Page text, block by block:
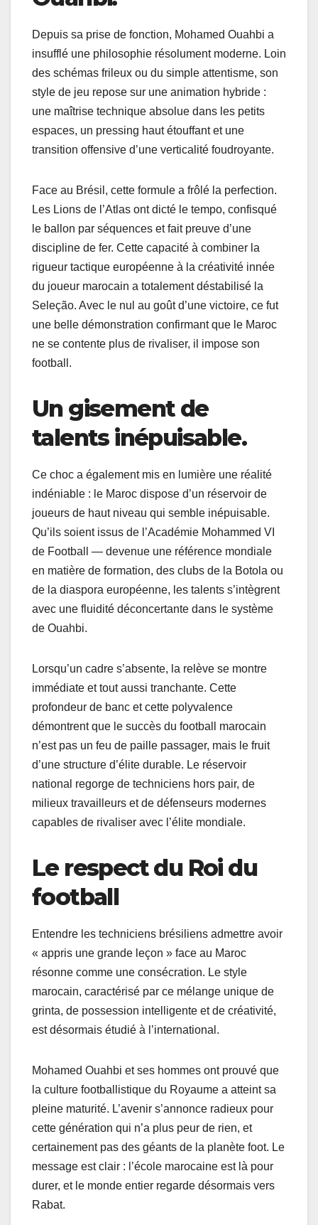
Depuis sa prise de fonction, Mohamed Ouahbi a
insufflé une philosophie résolument moderne. Loin
des schémas frileux ou du simple attentisme, son
style de jeu repose sur une animation hybride :
une maîtrise technique absolue dans les petits
espaces, un pressing haut étouffant et une
transition offensive d’une verticalité foudroyante.
Face au Brésil, cette formule a frôlé la perfection.
Les Lions de l’Atlas ont dicté le tempo, confisqué
le ballon par séquences et fait preuve d’une
discipline de fer. Cette capacité à combiner la
rigueur tactique européenne à la créativité innée
du joueur marocain a totalement déstabilisé la
Seleção. Avec le nul au goût d’une victoire, ce fut
une belle démonstration confirmant que le Maroc
ne se contente plus de rivaliser, il impose son
football.
Un gisement de
talents inépuisable.
Ce choc a également mis en lumière une réalité
indéniable : le Maroc dispose d’un réservoir de
joueurs de haut niveau qui semble inépuisable.
Qu’ils soient issus de l’Académie Mohammed VI
de Football — devenue une référence mondiale
en matière de formation, des clubs de la Botola ou
de la diaspora européenne, les talents s’intègrent
avec une fluidité déconcertante dans le système
de Ouahbi.
Lorsqu’un cadre s’absente, la relève se montre
immédiate et tout aussi tranchante. Cette
profondeur de banc et cette polyvalence
démontrent que le succès du football marocain
n’est pas un feu de paille passager, mais le fruit
d’une structure d’élite durable. Le réservoir
national regorge de techniciens hors pair, de
milieux travailleurs et de défenseurs modernes
capables de rivaliser avec l’élite mondiale.
Le respect du Roi du
football
Entendre les techniciens brésiliens admettre avoir
« appris une grande leçon » face au Maroc
résonne comme une consécration. Le style
marocain, caractérisé par ce mélange unique de
grinta, de possession intelligente et de créativité,
est désormais étudié à l’international.
Mohamed Ouahbi et ses hommes ont prouvé que
la culture footballistique du Royaume a atteint sa
pleine maturité. L’avenir s’annonce radieux pour
cette génération qui n’a plus peur de rien, et
certainement pas des géants de la planète foot. Le
message est clair : l’école marocaine est là pour
durer, et le monde entier regarde désormais vers
Rabat.